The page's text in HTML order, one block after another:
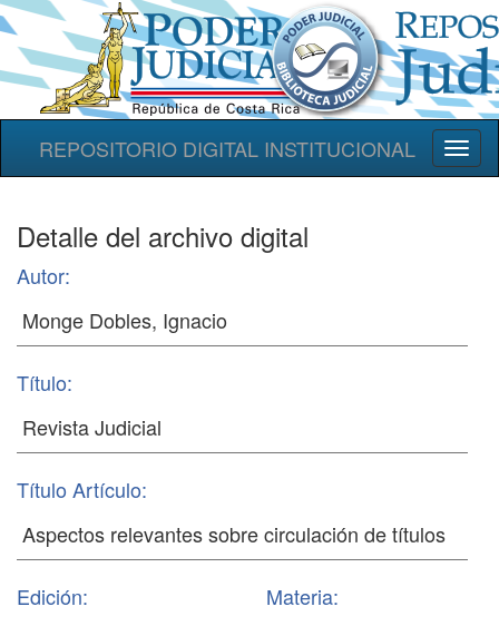
REPOSITORIO DIGITAL INSTITUCIONAL
Detalle del archivo digital
Autor:
Título:
Título Artículo:
Edición: Materia: